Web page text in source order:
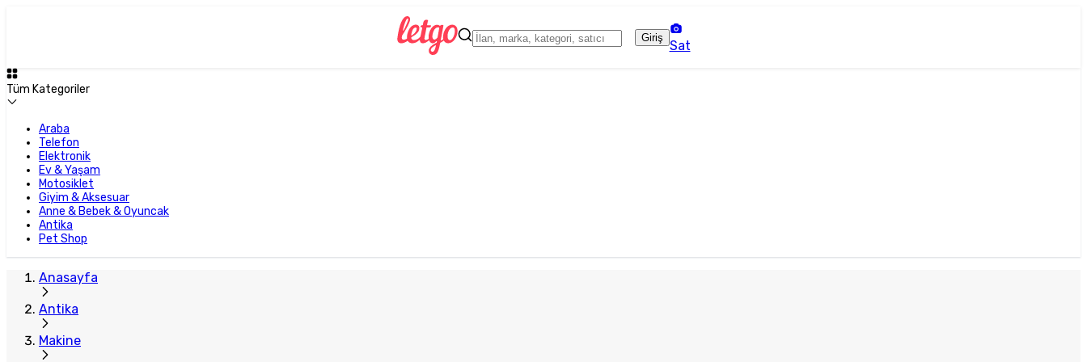
Giriş
Sat
Tüm Kategoriler
Araba
Telefon
Elektronik
Ev & Yaşam
Motosiklet
Giyim & Aksesuar
Anne & Bebek & Oyuncak
Antika
Pet Shop
Anasayfa
Antika
Makine